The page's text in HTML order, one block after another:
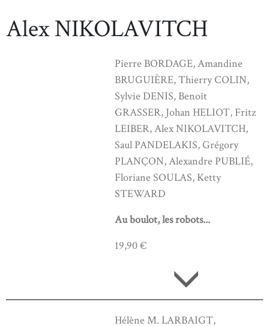
Alex NIKOLAVITCH
Pierre BORDAGE, Amandine
BRUGUIÈRE, Thierry COLIN,
Sylvie DENIS, Benoît
GRASSER, Johan HELIOT, Fritz
LEIBER, Alex NIKOLAVITCH,
Saul PANDELAKIS, Grégory
PLANÇON, Alexandre PUBLIÉ,
Floriane SOULAS, Ketty
STEWARD
Au boulot, les robots...
19,90 €
Hélène M. LARBAIGT,